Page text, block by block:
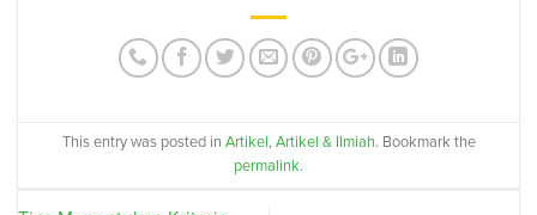
This entry was posted in Artikel, Artikel & Ilmiah. Bookmark the
permalink.